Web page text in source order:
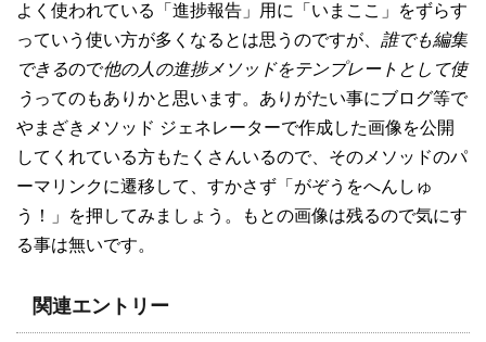
よく使われている「進捗報告」用に「いまここ」をずらす
っていう使い方が多くなるとは思うのですが、 誰でも編集
できるので他の人の進捗メソッドをテンプレートとして使
う ってのもありかと思います。ありがたい事にブログ等で
やまざきメソッド ジェネレーターで作成した画像を公開
してくれている方もたくさんいるので、そのメソッドのパ
ーマリンクに遷移して、すかさず「がぞうをへんしゅ
う！」を押してみましょう。もとの画像は残るので気にす
る事は無いです。
関連エントリー